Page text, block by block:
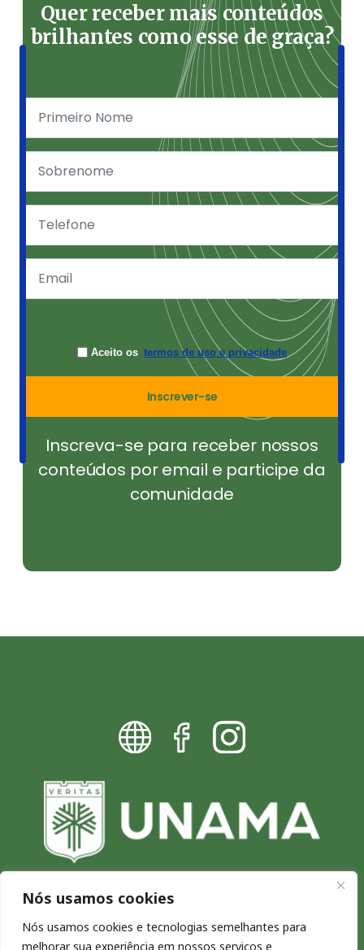
Nós usamos cookies
Nós usamos cookies e tecnologias semelhantes para
melhorar sua experiência em nossos serviços e
Quer receber mais conteúdos
brilhantes como esse de graça?
Aceito os termos de uso e privacidade
Inscrever-se
Inscreva-se para receber nossos
conteúdos por email e participe da
comunidade
Blog da UNAMA - Excelência por